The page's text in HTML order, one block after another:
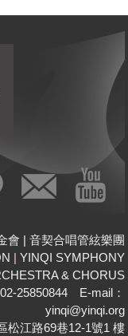
會 | 音契合唱管絃樂團
| YINQI SYMPHONY
& CHORUS
25850844 E-mail：
yinqi@yinqi.org
松江路69巷12-1號1 樓